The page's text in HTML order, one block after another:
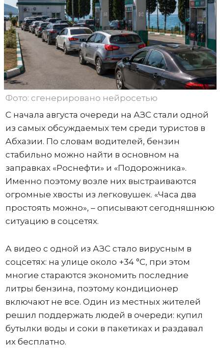
Фото: сгенерировано нейросетью
С начала августа очереди на АЗС стали одной
из самых обсуждаемых тем среди туристов в
Абхазии. По словам водителей, бензин
стабильно можно найти в основном на
заправках «Роснефти» и «Подорожника».
Именно поэтому возле них выстраиваются
огромные хвосты из легковушек. «Часа два
простоять можно», – описывают сегодняшнюю
ситуацию в соцсетях.
А видео с одной из АЗС стало вирусным в
соцсетях: на улице около +34 °C, при этом
многие стараются экономить последние
литры бензина, поэтому кондиционер
включают не все. Один из местных жителей
решил поддержать людей в очереди: купил
бутылки воды и соки в пакетиках и раздавал
их бесплатно.